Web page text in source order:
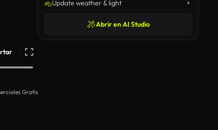
Gratis
Update weather & light
Abrir en AI Studio